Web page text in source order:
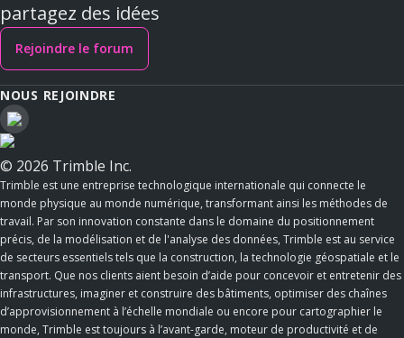
partagez des idées
Rejoindre le forum
NOUS REJOINDRE
© 2026 Trimble Inc.
Trimble est une entreprise technologique internationale qui connecte le
monde physique au monde numérique, transformant ainsi les méthodes de
travail. Par son innovation constante dans le domaine du positionnement
précis, de la modélisation et de l'analyse des données, Trimble est au service
de secteurs essentiels tels que la construction, la technologie géospatiale et le
transport. Que nos clients aient besoin d’aide pour concevoir et entretenir des
infrastructures, imaginer et construire des bâtiments, optimiser des chaînes
d’approvisionnement à l’échelle mondiale ou encore pour cartographier le
monde, Trimble est toujours à l’avant-garde, moteur de productivité et de